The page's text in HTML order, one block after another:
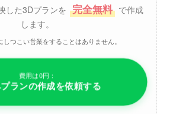
した3Dプランを 完全無料 で作成
します。
つこい営業をすることはありません。
費用は0円：
ランの作成を依頼する